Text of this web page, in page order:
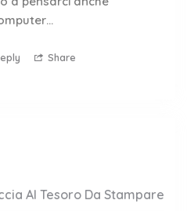
Share
Al Tesoro Da Stampare